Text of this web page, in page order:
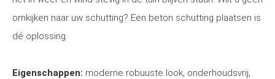
omkijken naar uw schutting? Een beton schutting plaatsen is
dé oplossing.
Eigenschappen: moderne robuuste look, onderhoudsvrij,